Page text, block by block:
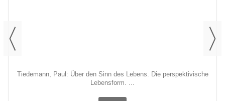
Tiedemann, Paul: Über den Sinn des Lebens. Die perspektivische
Lebensform. ...